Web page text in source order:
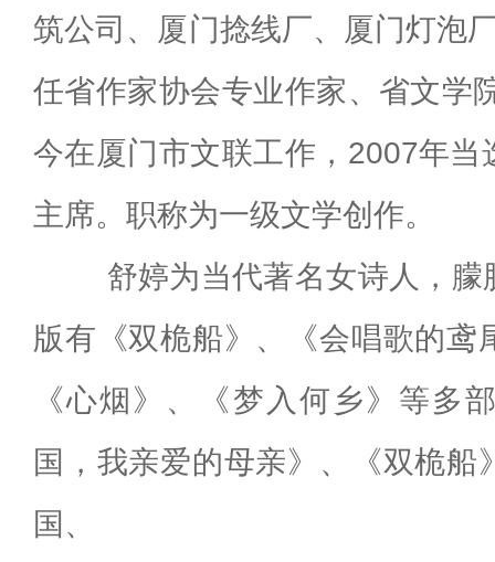
筑公司、厦门捻线厂、厦门灯泡
任省作家协会专业作家、省文学
今在厦门市文联工作，2007年当
主席。职称为一级文学创作。
舒婷为当代著名女诗人，朦
版有《双桅船》、《会唱歌的鸢
《心烟》、《梦入何乡》等多
国，我亲爱的母亲》、《双桅船
国、